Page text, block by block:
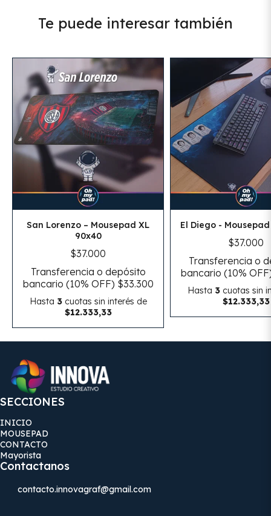
Te puede interesar también
San Lorenzo – Mousepad XL
90x40
$37.000
Transferencia o depósito
bancario (10% OFF) $33.300
Hasta 3cuotas sin interés de
$12.333,33
El Diego -
$37.000
Transferencia o
bancario (10%
Hasta 3cuotas sin
$12.333,33
SECCIONES
INICIO
MOUSEPAD
CONTACTO
Mayorista
Contactanos
contacto.innovagraf@gmail.com